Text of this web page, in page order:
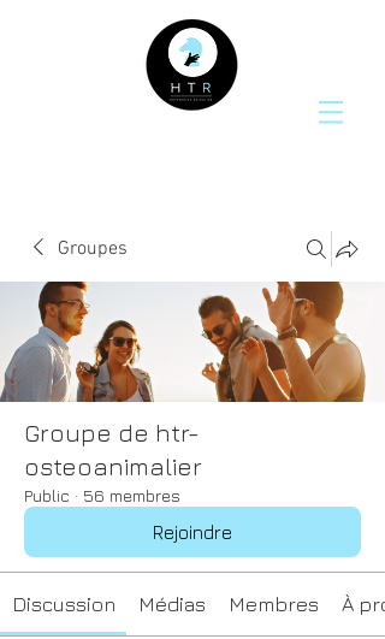
Groupes
Groupe de htr-
osteoanimalier
Public · 56 membres
Rejoindre
Discussion Médias Membres À